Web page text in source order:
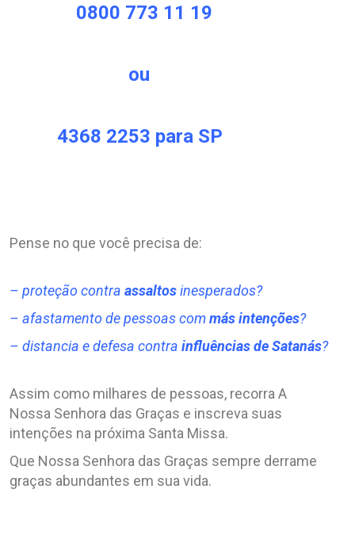
0800 773 11 19
ou
4368 2253 para SP
Pense no que você precisa de:
– proteção contra assaltosinesperados?
– afastamento de pessoas commás intenções?
– distancia e defesa contra influências de Satanás?
Assim como milhares de pessoas, recorra A
Nossa Senhora das Graças e inscreva suas
intenções na próxima Santa Missa.
Que Nossa Senhora das Graças sempre derrame
graças abundantes em sua vida.